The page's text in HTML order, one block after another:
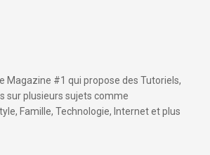
Magazine #1 qui propose des Tutoriels,
sur plusieurs sujets comme
Famille, Technologie, Internet et plus